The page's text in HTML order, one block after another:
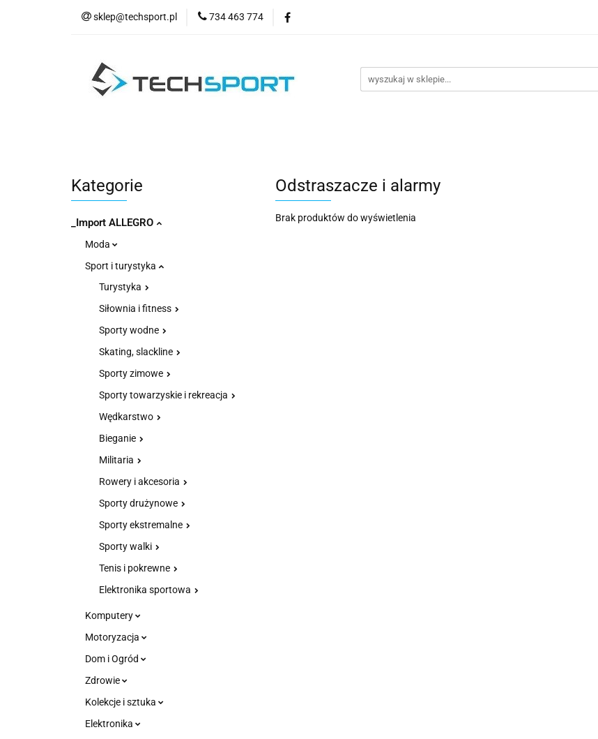
sklep@techsport.pl 734 463 774
WYPRZEDAŻ
Kategorie
_Import ALLEGRO
Moda
Sport i turystyka
Turystyka
Siłownia i fitness
Sporty wodne
Skating, slackline
Sporty zimowe
Sporty towarzyskie i rekreacja
Wędkarstwo
Bieganie
Militaria
Rowery i akcesoria
Sporty drużynowe
Sporty ekstremalne
Sporty walki
Tenis i pokrewne
Elektronika sportowa
Komputery
Motoryzacja
Dom i Ogród
Zdrowie
Kolekcje i sztuka
Elektronika
Odstraszacze i alarmy
Brak produktów do wyświetlenia